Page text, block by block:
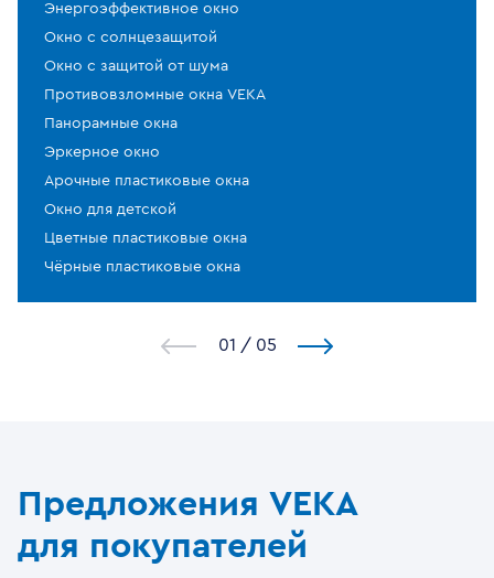
Энергоэффективное окно
Окно с солнцезащитой
Окно с защитой от шума
Противовзломные окна VEKA
Панорамные окна
Эркерное окно
Арочные пластиковые окна
Окно для детской
Цветные пластиковые окна
Чёрные пластиковые окна
1 / 5
Предложения VEKA
для покупателей